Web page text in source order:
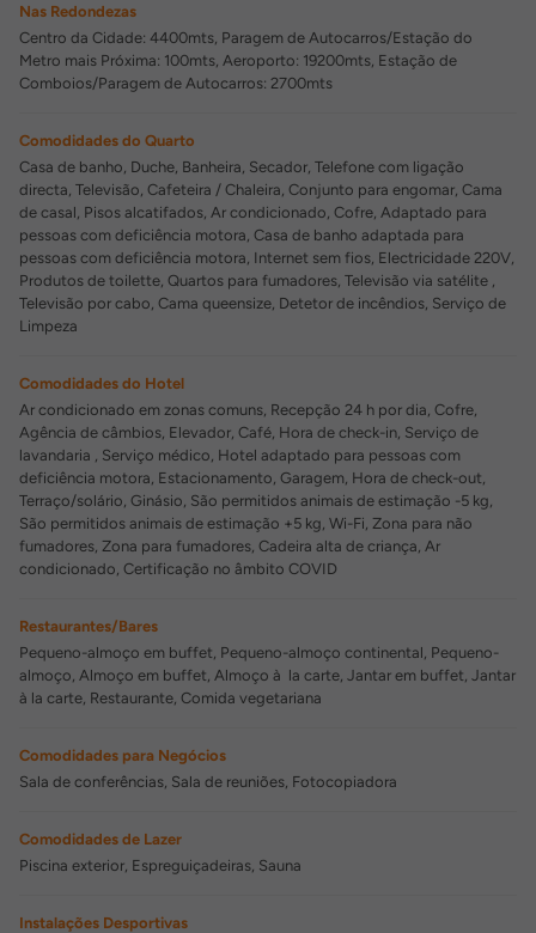
Nas Redondezas
Centro da Cidade: 4400mts, Paragem de Autocarros/Estação do
Metro mais Próxima: 100mts, Aeroporto: 19200mts, Estação de
Comboios/Paragem de Autocarros: 2700mts
Comodidades do Quarto
Casa de banho, Duche, Banheira, Secador, Telefone com ligação
directa, Televisão, Cafeteira / Chaleira, Conjunto para engomar, Cama
de casal, Pisos alcatifados, Ar condicionado, Cofre, Adaptado para
pessoas com deficiência motora, Casa de banho adaptada para
pessoas com deficiência motora, Internet sem fios, Electricidade 220V,
Produtos de toilette, Quartos para fumadores, Televisão via satélite ,
Televisão por cabo, Cama queensize, Detetor de incêndios, Serviço de
Limpeza
Comodidades do Hotel
Ar condicionado em zonas comuns, Recepção 24 h por dia, Cofre,
Agência de câmbios, Elevador, Café, Hora de check-in, Serviço de
lavandaria , Serviço médico, Hotel adaptado para pessoas com
deficiência motora, Estacionamento, Garagem, Hora de check-out,
Terraço/solário, Ginásio, São permitidos animais de estimação -5 kg,
São permitidos animais de estimação +5 kg, Wi-Fi, Zona para não
fumadores, Zona para fumadores, Cadeira alta de criança, Ar
condicionado, Certificação no âmbito COVID
Restaurantes/Bares
Pequeno-almoço em buffet, Pequeno-almoço continental, Pequeno-
almoço, Almoço em buffet, Almoço à la carte, Jantar em buffet, Jantar
à la carte, Restaurante, Comida vegetariana
Comodidades para Negócios
Sala de conferências, Sala de reuniões, Fotocopiadora
Comodidades de Lazer
Piscina exterior, Espreguiçadeiras, Sauna
Instalações Desportivas